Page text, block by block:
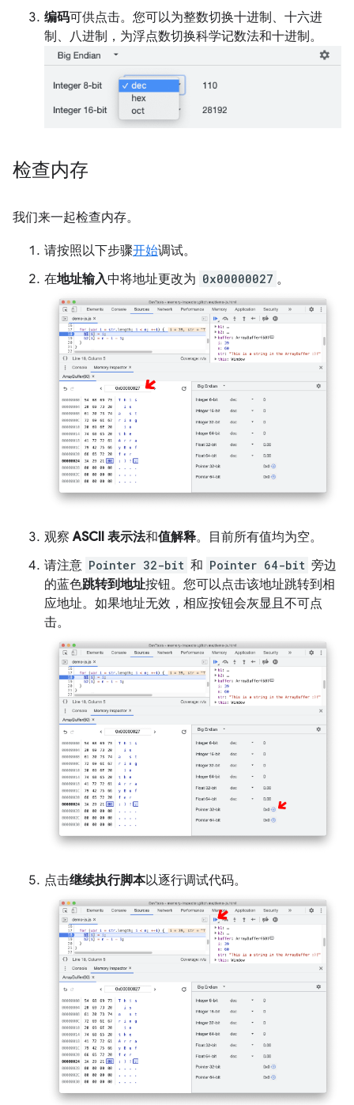
编码可供点击。您可以为整数切换十进制、十六进
制、八进制，为浮点数切换科学记数法和十进制。
检查内存
我们来一起检查内存。
请按照以下步骤开始调试。
在地址输入中将地址更改为 0x00000027 。
观察ASCII 表示法和值解释。目前所有值均为空。
请注意 Pointer 32-bit 和 Pointer 64-bit 旁边
的蓝色跳转到地址按钮。您可以点击该地址跳转到相
应地址。如果地址无效，相应按钮会灰显且不可点
击。
点击继续执行脚本以逐行调试代码。